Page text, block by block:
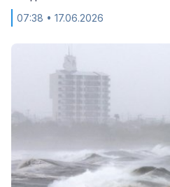
07:38 • 17.06.2026